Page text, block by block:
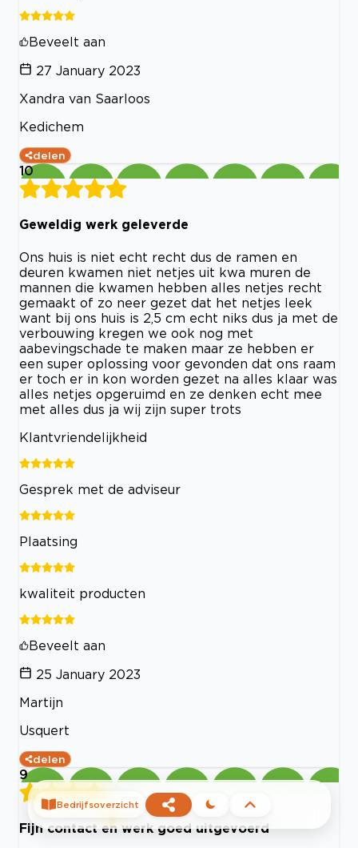
Beveelt aan
27 January 2023
Xandra van Saarloos
Kedichem
delen
10
Geweldig werk geleverde
Ons huis is niet echt recht dus de ramen en
deuren kwamen niet netjes uit kwa muren de
mannen die kwamen hebben alles netjes recht
gemaakt of zo neer gezet dat het netjes leek
want bij ons huis is 2,5 cm echt niks dus ja met de
verbouwing kregen we ook nog met
aabevingschade te maken maar ze hebben er
een super oplossing voor gevonden dat ons raam
er toch er in kon worden gezet na alles klaar was
alles netjes opgeruimd en ze denken echt mee
met alles dus ja wij zijn super trots
Klantvriendelijkheid
Gesprek met de adviseur
Plaatsing
kwaliteit producten
Beveelt aan
25 January 2023
Martijn
Usquert
delen
9
Fijn contact en werk goed uitgevoerd
Bedrijfsoverzicht